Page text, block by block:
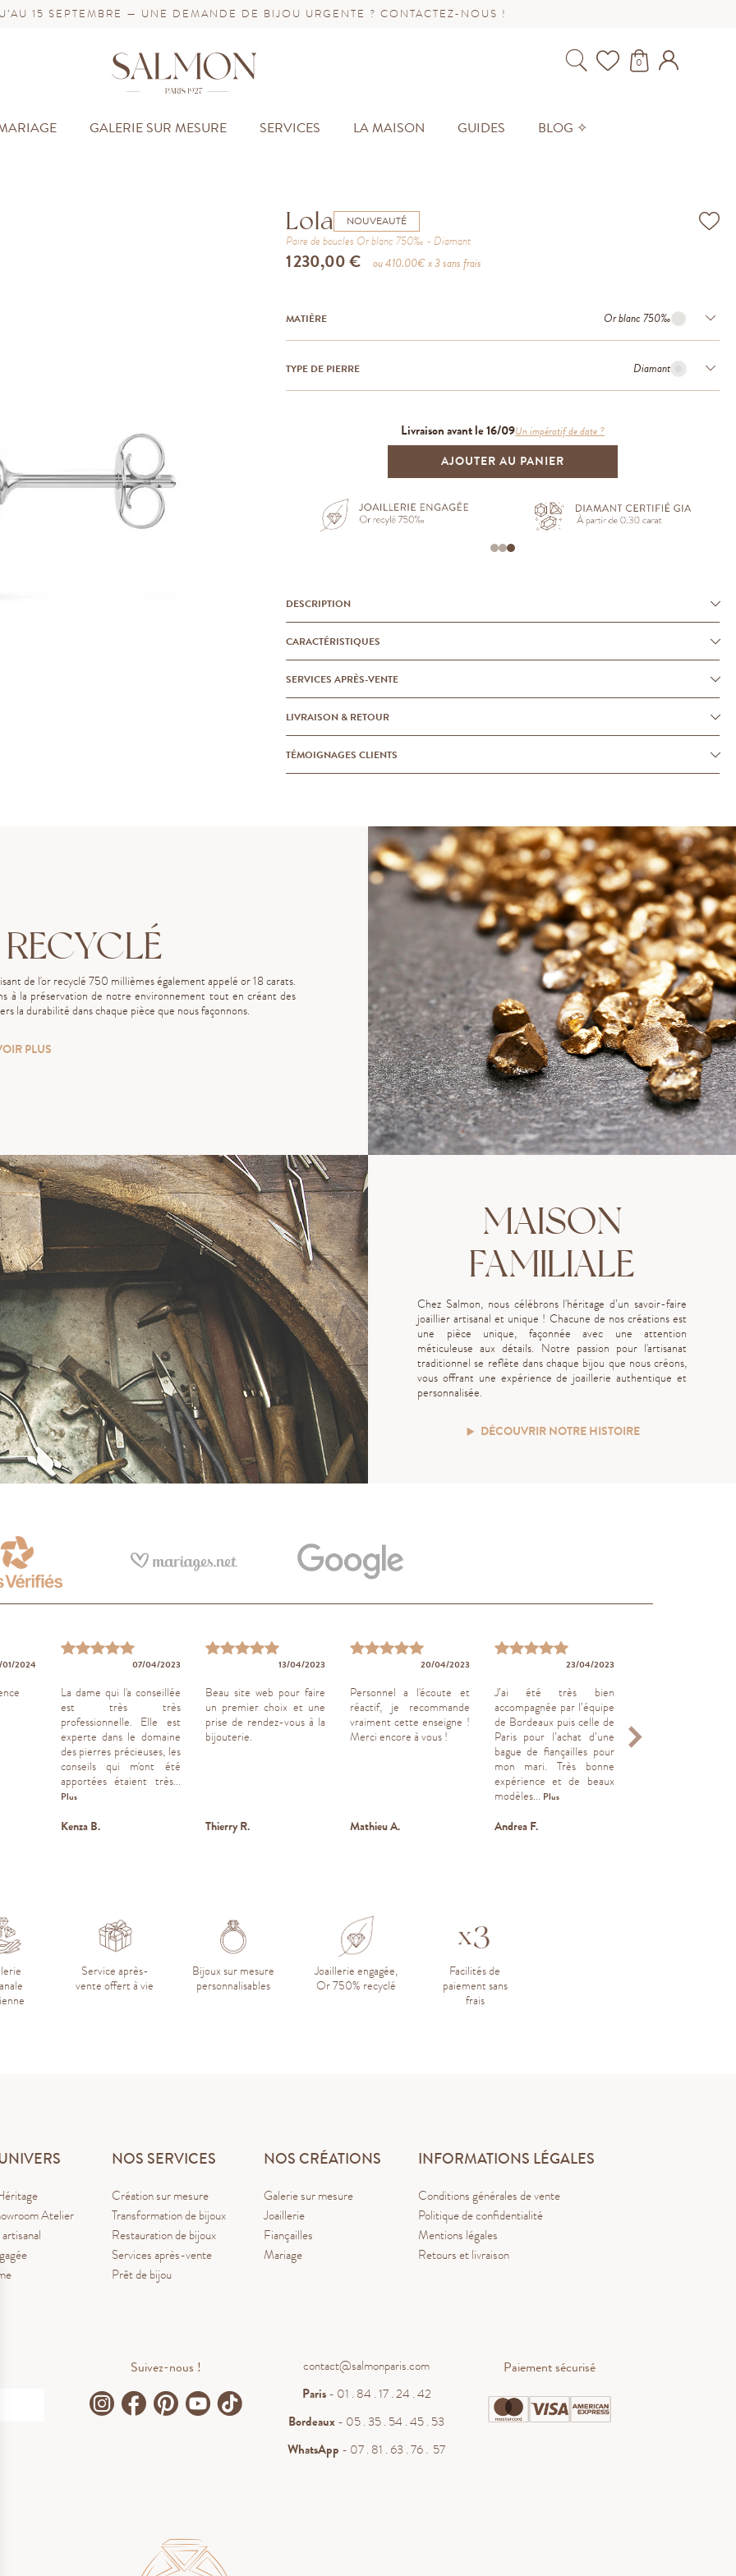
15 SEPTEMBRE — UNE DEMANDE DE BIJOU URGENTE ? CONTACTEZ-NOUS !
GALERIE SUR MESURE SERVICES LA MAISON GUIDES BLOG ✧
0
WHATSAPP
Lola NOUVEAUTÉ
Paire de boucles Or blanc 750‰ Diamant
1 230,00 € ou410.00€ x 3 sans frais
MATIÈRE Or blanc 750‰
TYPE DE PIERRE Diamant
Livraison avant le 16/09Un impératif de date ?
AJOUTER AU PANIER
DESCRIPTION
CARACTÉRISTIQUES
SERVICES APRÈS-VENTE
LIVRAISON & RETOUR
TÉMOIGNAGES CLIENTS
de l'or recyclé 750 millièmes également appelé or 18 carats.
à la préservation de notre environnement tout en créant des
la durabilité dans chaque pièce que nous façonnons.
PLUS
MAISON
FAMILIALE
Chez Salmon, nous célébrons l'héritage d’un savoir-faire
joaillier artisanal et unique ! Chacune de nos créations est
une pièce unique, façonnée avec une attention
méticuleuse aux détails. Notre passion pour l'artisanat
traditionnel se reflète dans chaque bijou que nous créons,
vous offrant une expérience de joaillerie authentique et
personnalisée.
DÉCOUVRIR NOTRE HISTOIRE
2024 07/04/2023
La dame qui l'a conseillée
est très très
professionnelle. Elle est
experte dans le domaine
des pierres précieuses, les
conseils qui m'ont été
apportées étaient très...
Plus
Kenza B.
13/04/2023
Beau site web pour faire
un premier choix et une
prise de rendez-vous à la
bijouterie.
Thierry R.
20/04/2023
Personnel a l'écoute et
réactif, je recommande
vraiment cette enseigne !
Merci encore à vous !
Mathieu A.
23/04/2023
J’ai été très bien
accompagnée par l’équipe
de Bordeaux puis celle de
Paris pour l’achat d’une
bague de fiançailles pour
mon mari. Très bonne
expérience et de beaux
modèles... Plus
Andrea F.
Service après-
vente offert à vie
Bijoux sur mesure
personnalisables
Joaillerie engagée,
Or 750% recyclé
Facilités de
paiement sans
frais
Atelier
NOS SERVICES
Création sur mesure
Transformation de bijoux
Restauration de bijoux
Services après-vente
Prêt de bijou
NOS CRÉATIONS
Galerie sur mesure
Joaillerie
Fiançailles
Mariage
INFORMATIONS LÉGALES
Conditions générales de vente
Politique de confidentialité
Mentions légales
Retours et livraison
Suivez-nous !
contact@salmonparis.com
Paris- 01 . 84 . 17 . 24 . 42
Bordeaux- 05 . 35 . 54 . 45 . 53
WhatsApp - 07 . 81 . 63 . 76 . 57
Paiement sécurisé